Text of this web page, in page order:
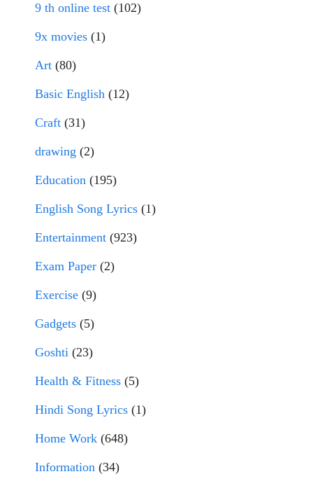
9 th online test (102)
9x movies (1)
Art (80)
Basic English (12)
Craft (31)
drawing (2)
Education (195)
English Song Lyrics (1)
Entertainment (923)
Exam Paper (2)
Exercise (9)
Gadgets (5)
Goshti (23)
Health & Fitness (5)
Hindi Song Lyrics (1)
Home Work (648)
Information (34)